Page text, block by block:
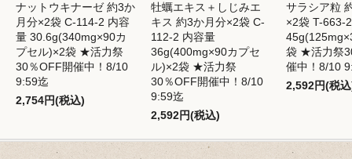
ナットウキナーゼ 約3か
月分×2袋 C-114-2 内容
量 30.6g(340mg×90カ
プセル)×2袋 ★活力祭
30％OFF開催中！8/10
9:59迄
2,754円(税込)
牡蠣エキス＋しじみエ
キス 約3か月分×2袋 C-
112-2 内容量
36g(400mg×90カプセ
ル)×2袋 ★活力祭
30％OFF開催中！8/10
9:59迄
2,592円(税込)
サラシア粒
×2袋 T-663-
袋 ★活力祭
催中！8/10
2,592円(税